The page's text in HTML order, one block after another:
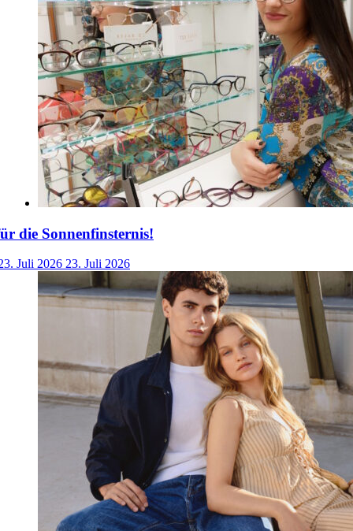
die Sonnenfinsternis!
Juli 2026 23. Juli 2026